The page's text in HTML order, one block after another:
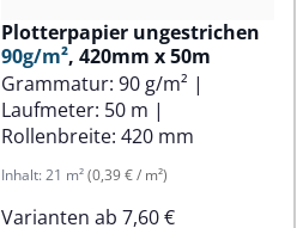
Plotterpapier ungestrichen
90g/m², 420mm x 50m
Grammatur: 90 g/m² |
Laufmeter: 50 m |
Rollenbreite: 420 mm
Inhalt: 21 m²(0,39 € / m²)
Varianten ab 7,60 €